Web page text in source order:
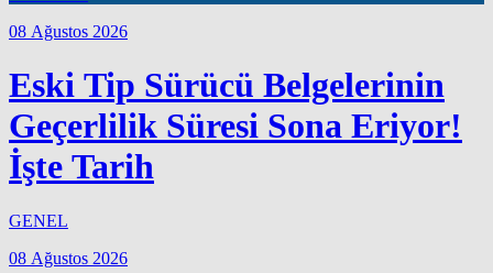
08 Ağustos 2026
Eski Tip Sürücü Belgelerinin
Geçerlilik Süresi Sona Eriyor!
İşte Tarih
GENEL
08 Ağustos 2026